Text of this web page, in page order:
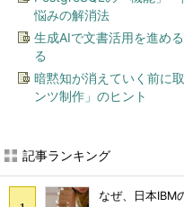
悩みの解消法
生成AIで文書活用を進め
る
暗黙知が消えていく前に
ンツ制作」のヒント
記事ランキング
なぜ、日本IBM